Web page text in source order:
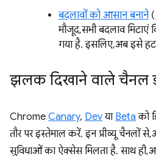
बदलावों को आसान बनाने(
मौजूद, सभी बदलाव
गया है. इसलिए, अब इसे
झलक दिखाने वाले चैनल
Chrome Canary, Devया Beta को
तौर पर इस्तेमाल करें. इन प्रीव्यू चैनलों
सुविधाओं का ऐक्सेस मिलता है. साथ ही,